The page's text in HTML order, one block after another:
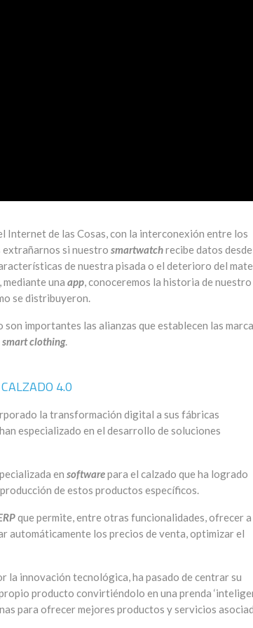
Internet de las Cosas, con la interconexión entre los
extrañarnos si nuestro smartwatchrecibe datos desde
de nuestra pisada o el deterioro del
mediante una app , conoceremos la historia de nuestro
se distribuyeron.
importantes las alianzas que establecen las
smart clothing.
4.0
la transformación digital a sus fábricas
especializado en el desarrollo de soluciones
en softwarepara el calzado que ha logrado
de estos productos específicos.
que permite, entre otras funcionalidades, ofrecer
automáticamente los precios de venta, optimizar el
la innovación tecnológica, ha pasado de centrar su
producto convirtiéndolo en una prenda
para ofrecer mejores productos y servicios